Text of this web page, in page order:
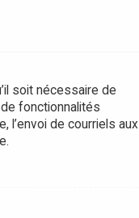
soit nécessaire de
fonctionnalités
l’envoi de courriels